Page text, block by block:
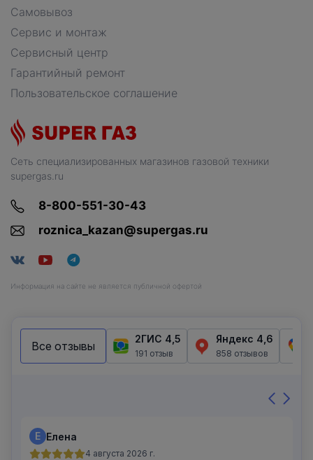
Сеть специализированных магазинов газовой техники
supergas.ru
8-800-551-30-43
roznica_kazan@supergas.ru
Информация на сайте не является публичной офертой
Самовывоз
Сервис и монтаж
Сервисный центр
Гарантийный ремонт
Пользовательское соглашение